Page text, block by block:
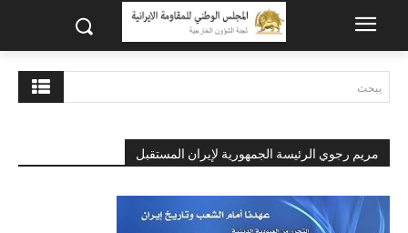
يبحث
مريم رجوي الرئيسة الجمهورية لإيران المستقبل